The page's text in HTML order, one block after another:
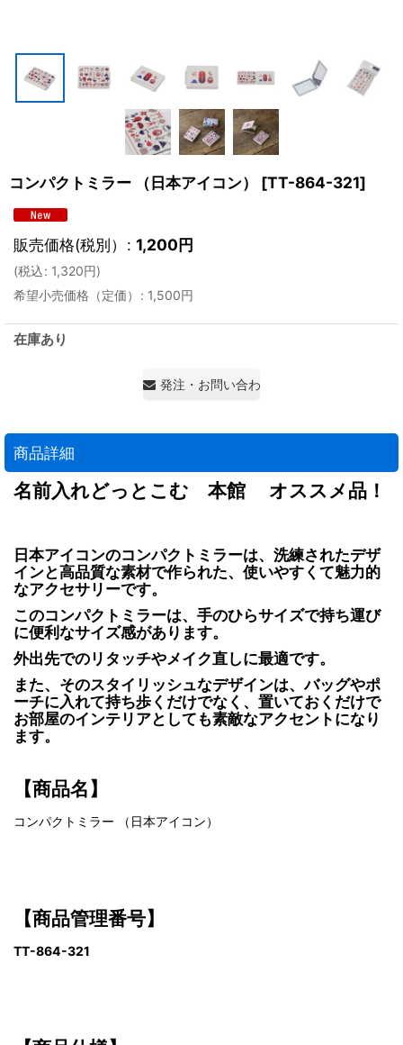
コンパクトミラー （日本アイコン） [TT-864-321]
販売価格(税別） : 1,200円
(税込: 1,320円)
希望小売価格（定価）
: 1,500円
在庫あり
発注・お問い合わせ・見積もり依頼
商品詳細
名前入れどっとこむ 本館 オススメ品！
日本アイコンのコンパクトミラーは、洗練されたデザ
インと高品質な素材で作られた、使いやすくて魅力的
なアクセサリーです。
このコンパクトミラーは、手のひらサイズで持ち運び
に便利なサイズ感があります。
外出先でのリタッチやメイク直しに最適です。
また、そのスタイリッシュなデザインは、バッグやポ
ーチに入れて持ち歩くだけでなく、置いておくだけで
お部屋のインテリアとしても素敵なアクセントになり
ます。
【商品名】
コンパクトミラー （日本アイコン）
【商品管理番号】
TT-864-321